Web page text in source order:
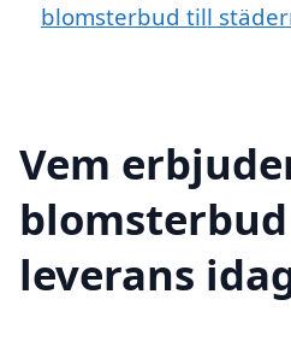
blomsterbud till
Vem
leverans